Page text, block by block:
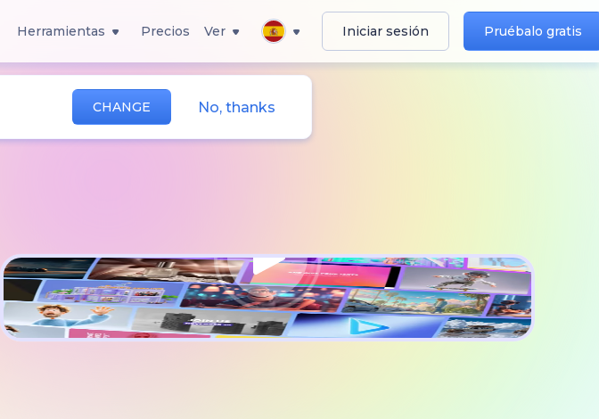
Herramientas Precios Ver Iniciar sesión Pruébalo gratis
CHANGE No, thanks